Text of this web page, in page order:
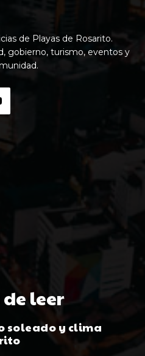
de Playas de Rosarito.
gobierno, turismo, eventos y
de leer
soleado y clima